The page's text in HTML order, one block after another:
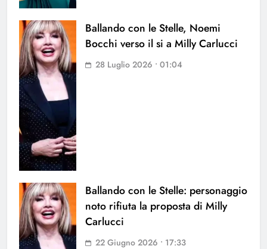
Ballando con le Stelle, Noemi
Bocchi verso il si a Milly Carlucci
28 Luglio 2026 • 01:04
Ballando con le Stelle: personaggio
noto rifiuta la proposta di Milly
Carlucci
22 Giugno 2026 • 17:33